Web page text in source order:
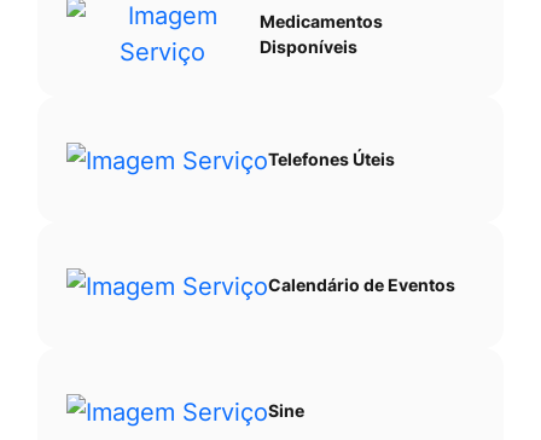
Medicamentos
Disponíveis
Telefones Úteis
Calendário de Eventos
Sine